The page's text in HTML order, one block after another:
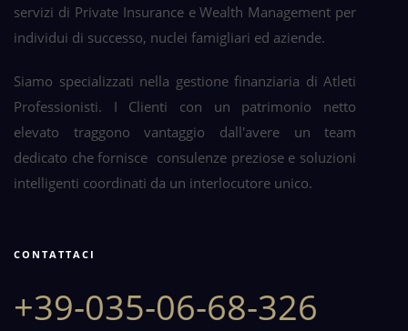
servizi di Private Insurance e Wealth Management per
individui di successo, nuclei famigliari ed aziende.
Siamo specializzati nella gestione finanziaria di Atleti
Professionisti. I Clienti con un patrimonio netto
elevato traggono vantaggio dall'avere un team
dedicato che fornisce consulenze preziose e soluzioni
intelligenti coordinati da un interlocutore unico.
CONTATTACI
+39-035-06-68-326